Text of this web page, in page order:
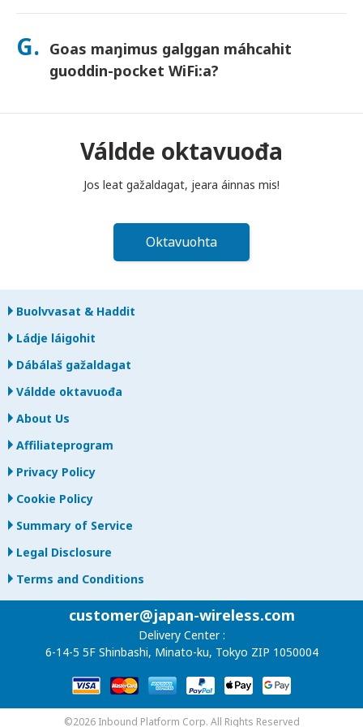
Sáhtát lasihit Goahccehusa go mávssát, mii buhtada jos
buhtadusmávssu. Juos juoga dáhpáhuvvá, váldde oktavuođa
dakkaviđe—mii veahkehit du bissut oktavuođas.
G. Goas maŋimus galggan máhcahit
guoddin-pocket WiFi:a?
maŋŋá. Jos máhcat maŋŋit, šattat máksit.
Váldde oktavuođa
Jos leat gažaldagat, jeara áinnas mis!
Oktavuohta
Buolvvasat & Haddit
Ládje láigohit
Dábálaš gažaldagat
Váldde oktavuođa
About Us
Affiliateprogram
Privacy Policy
Cookie Policy
Summary of Service
Legal Disclosure
Terms and Conditions
customer@japan-wireless.com
Delivery Center :
6-14-5 5F Shinbashi, Minato-ku, Tokyo ZIP 1050004
©2026 Inbound Platform Corp. All Rights Reserved